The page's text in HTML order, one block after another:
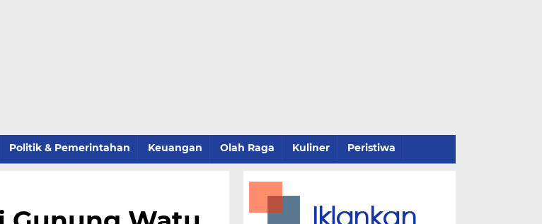
Politik & Pemerintahan Keuangan Olah Raga Kuliner Peristiwa